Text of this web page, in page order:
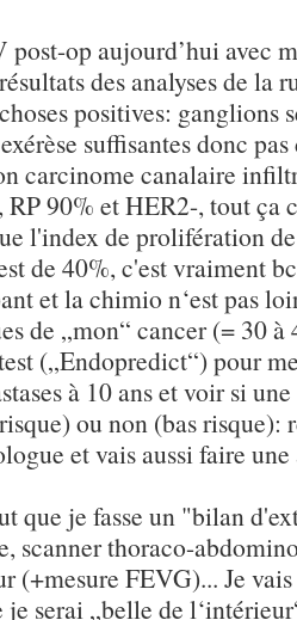
post-op aujourd’hui avec
des analyses de la
positives: ganglions
suffisantes donc
carcinome canalaire
90% et HER2-, tout ça
l'index de prolifération
de 40%, c'est vraiment
et la chimio n‘est pas
de „mon“ cancer (= 30 à
(„Endopredict“) pour
à 10 ans et voir si
ou non (bas risque):
et vais aussi faire
que je fasse un "bilan
scanner thoraco-
(+mesure FEVG)... Je
je serai „belle de